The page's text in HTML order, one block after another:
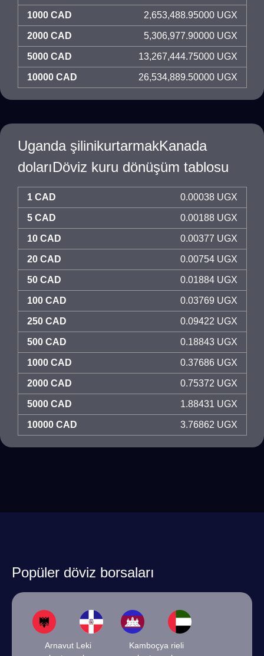
1000 CAD 2,653,488.95000 UGX
2000 CAD 5,306,977.90000 UGX
5000 CAD 13,267,444.75000 UGX
10000 CAD 26,534,889.50000 UGX
Uganda şilinikurtarmakKanada
dolarıDöviz kuru dönüşüm tablosu
1 CAD 0.00038 UGX
5 CAD 0.00188 UGX
10 CAD 0.00377 UGX
20 CAD 0.00754 UGX
50 CAD 0.01884 UGX
100 CAD 0.03769 UGX
250 CAD 0.09422 UGX
500 CAD 0.18843 UGX
1000 CAD 0.37686 UGX
2000 CAD 0.75372 UGX
5000 CAD 1.88431 UGX
10000 CAD 3.76862 UGX
Popüler döviz borsaları
Arnavut Leki
Kamboçya rieli